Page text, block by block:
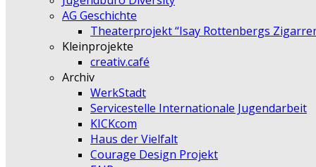
AG Geschichte
Theaterprojekt “Isay Rottenbergs
Kleinprojekte
creativ.café
Archiv
WerkStadt
Servicestelle Internationale Jugendarbeit
KICKcom
Haus der Vielfalt
Courage Design Projekt